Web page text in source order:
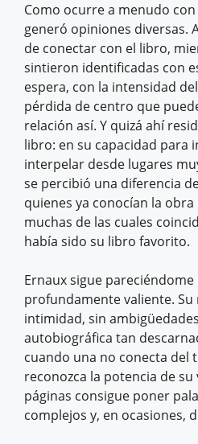
Como ocurre a menudo
generó opiniones diversas.
de conectar con el libro,
sintieron identificadas con
espera, con la intensidad
pérdida de centro que
relación así. Y quizá ahí
libro: en su capacidad para
interpelar desde lugares
se percibió una diferencia
quienes ya conocían la obra
muchas de las cuales
había sido su libro favorito.
Ernaux sigue
profundamente valiente.
intimidad, sin
autobiográfica tan
cuando una no conecta del
reconozca la potencia de su
páginas consigue poner
complejos y, en ocasiones,